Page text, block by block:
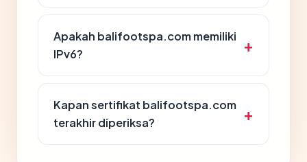
Apakah balifootspa.com memiliki
IPv6?
Kapan sertifikat balifootspa.com
terakhir diperiksa?